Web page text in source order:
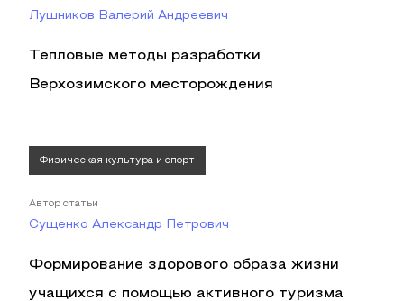
Лушников Валерий Андреевич
Тепловые методы разработки
Верхозимского месторождения
Физическая культура и спорт
Автор статьи
Сущенко Александр Петрович
Формирование здорового образа жизни
учащихся с помощью активного туризма